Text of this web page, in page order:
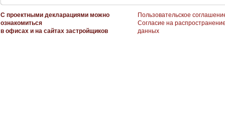
С проектными декларациями можно
ознакомиться
в офисах и на сайтах застройщиков
Пользовательское
Согласие на
данных